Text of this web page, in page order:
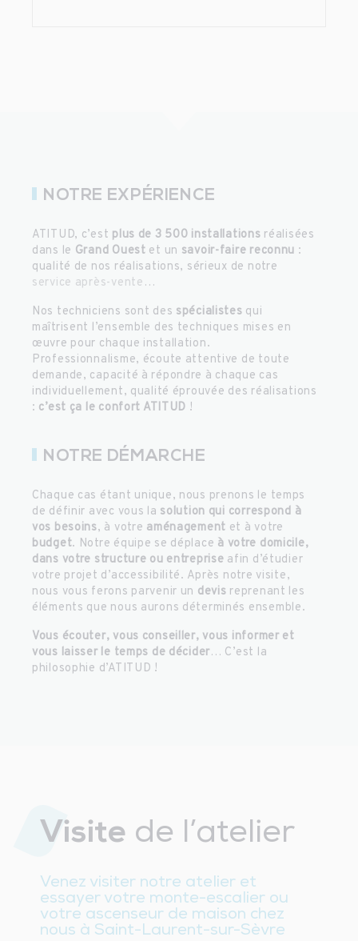
NOTRE EXPÉRIENCE
ATITUD, c’est plus de 3 500 installations réalisées
dans le Grand Ouest et un savoir-faire reconnu :
qualité de nos réalisations, sérieux de notre
service après-vente …
Nos techniciens sont des spécialistes qui
maîtrisent l’ensemble des techniques mises en
œuvre pour chaque installation.
Professionnalisme, écoute attentive de toute
demande, capacité à répondre à chaque cas
individuellement, qualité éprouvée des réalisations
: c’est ça le confort ATITUD !
NOTRE DÉMARCHE
Chaque cas étant unique, nous prenons le temps
de définir avec vous la solution qui correspond à
vos besoins, à votre aménagement et à votre
budget. Notre équipe se déplace à votre domicile,
dans votre structure ou entreprise afin d’étudier
votre projet d’accessibilité. Après notre visite,
nous vous ferons parvenir un devis reprenant les
éléments que nous aurons déterminés ensemble.
Vous écouter, vous conseiller, vous informer et
vous laisser le temps de décider… C’est la
philosophie d’ATITUD !
Visite de l’atelier
Venez visiter notre atelier et
essayer votre monte-escalier ou
votre ascenseur de maison chez
nous à Saint-Laurent-sur-Sèvre